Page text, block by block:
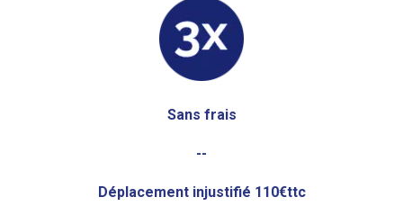
Sans frais
--
Déplacement injustifié 110€ttc